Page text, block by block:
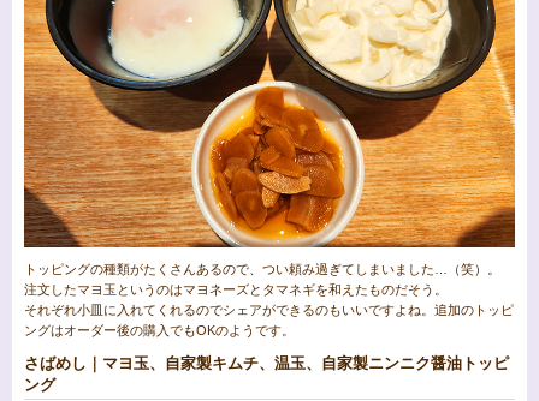
トッピングの種類がたくさんあるので、つい頼み過ぎてしまいました…（笑）。
注文したマヨ玉というのはマヨネーズとタマネギを和えたものだそう。
それぞれ小皿に入れてくれるのでシェアができるのもいいですよね。追加のトッピ
ングはオーダー後の購入でもOKのようです。
さばめし｜マヨ玉、自家製キムチ、温玉、自家製ニンニク醤油トッピ
ング